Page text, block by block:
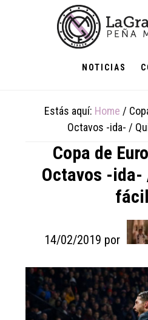
NOTICIAS
Estás aquí: Home /
Octavos -ida- /
Copa de
Octavos -ida-
14/02/2019 por